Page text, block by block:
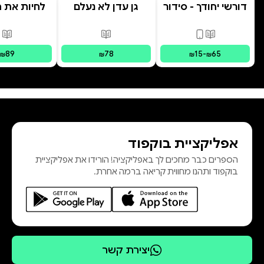
דורשי יחודך - סידור
פורמטים זמינים
מודפס, דיגיטלי
₪15-₪65
גן עדן לא נעלם
פורמטים זמינים מודפס
₪78
לחיות את
₪89
אפליקציית בוקפוד
הספרים כבר מחכים לך באפליקציה! הורידו את אפליקציית
בוקפוד ותהנו מחווית קריאה ברמה אחרת.
יצירת קשר